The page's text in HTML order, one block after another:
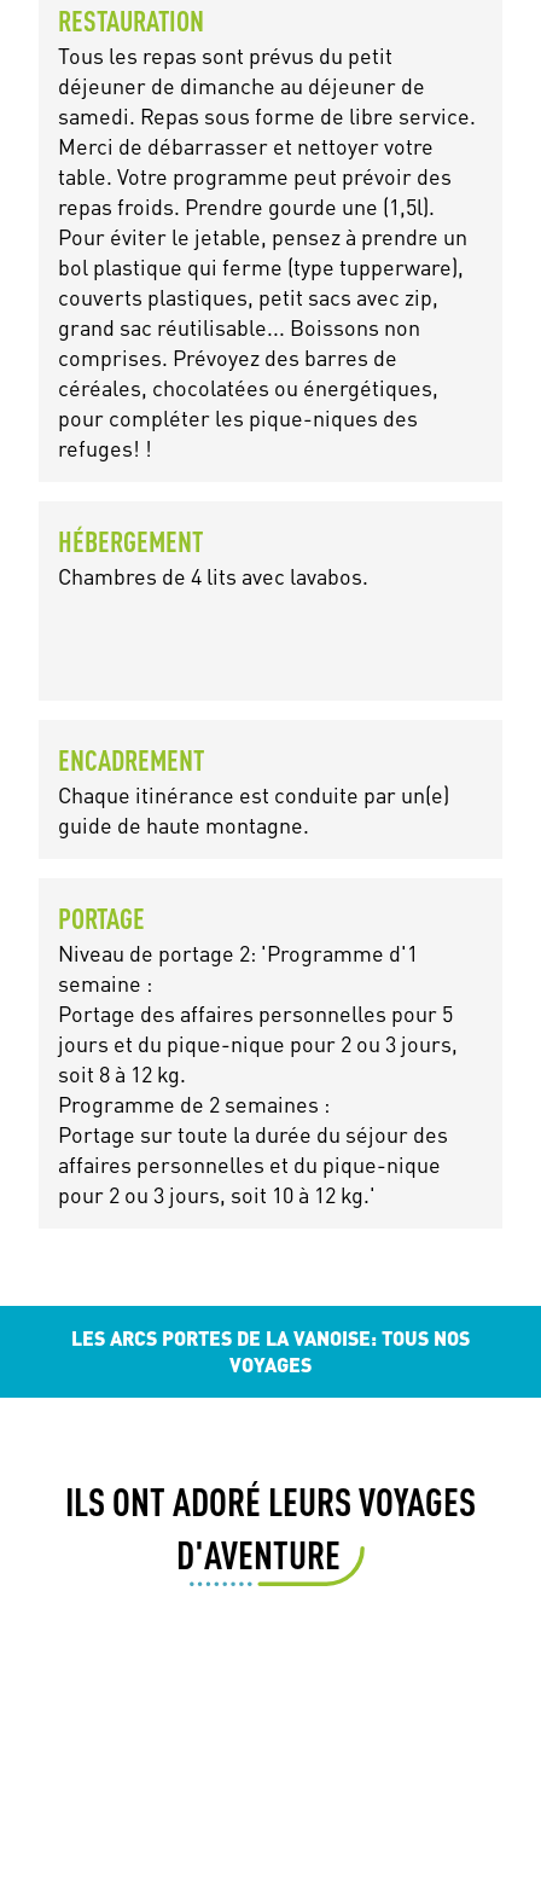
RESTAURATION
Tous les repas sont prévus du petit
déjeuner de dimanche au déjeuner de
samedi. Repas sous forme de libre service.
Merci de débarrasser et nettoyer votre
table. Votre programme peut prévoir des
repas froids. Prendre gourde une (1,5l).
Pour éviter le jetable, pensez à prendre un
bol plastique qui ferme (type tupperware),
couverts plastiques, petit sacs avec zip,
grand sac réutilisable... Boissons non
comprises. Prévoyez des barres de
céréales, chocolatées ou énergétiques,
pour compléter les pique-niques des
refuges! !
HÉBERGEMENT
Chambres de 4 lits avec lavabos.
ENCADREMENT
Chaque itinérance est conduite par un(e)
guide de haute montagne.
PORTAGE
Niveau de portage 2: 'Programme d'1
semaine :
Portage des affaires personnelles pour 5
jours et du pique-nique pour 2 ou 3 jours,
soit 8 à 12 kg.
Programme de 2 semaines :
Portage sur toute la durée du séjour des
affaires personnelles et du pique-nique
pour 2 ou 3 jours, soit 10 à 12 kg.'
LES ARCS PORTES DE LA VANOISE: TOUS NOS
VOYAGES
ILS ONT ADORÉ LEURS VOYAGES
D'AVENTURE